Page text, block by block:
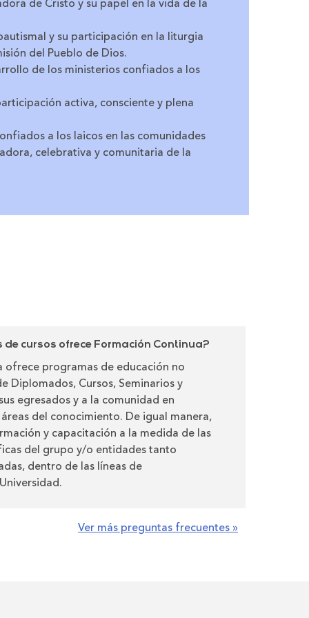
de Cristo y su papel en la vida de la
y su participación en la liturgia
del Pueblo de Dios.
de los ministerios confiados a los
activa, consciente y plena
a los laicos en las comunidades
celebrativa y comunitaria de la
cursos ofrece Formación Continua?
ofrece programas de educación no
Diplomados, Cursos, Seminarios y
egresados y a la comunidad en
del conocimiento. De igual manera,
y capacitación a la medida de las
del grupo y/o entidades tanto
dentro de las líneas de
Ver más preguntas frecuentes »